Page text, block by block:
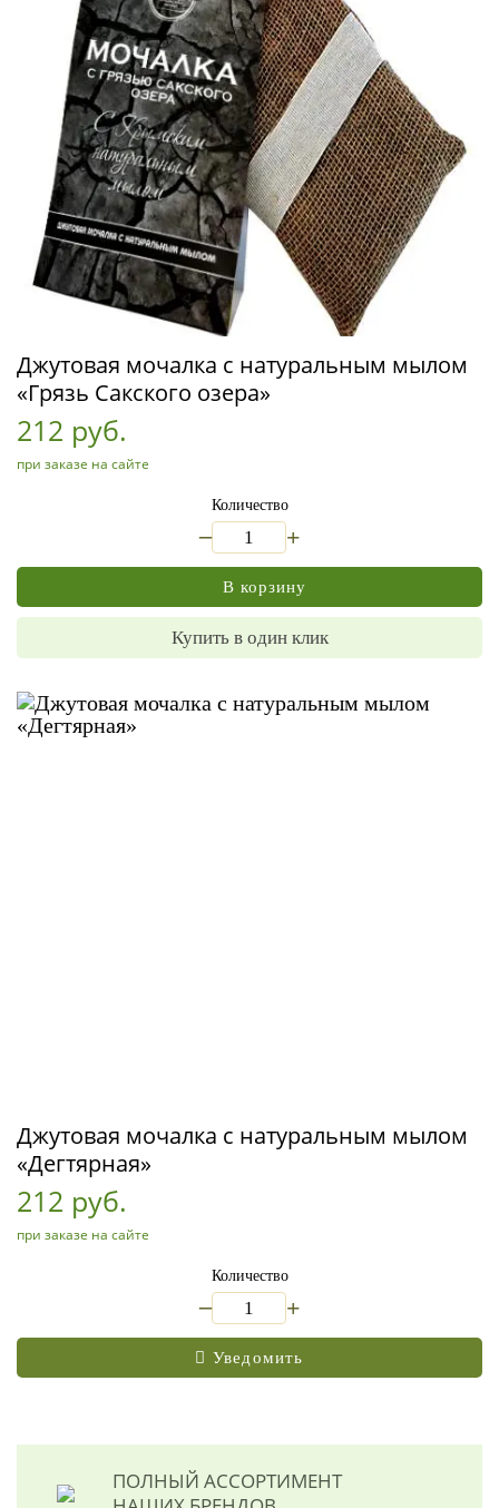
Джутовая мочалка с натуральным мылом
«Грязь Сакского озера»
212 руб.
при заказе на сайте
Количество
+
В корзину
Купить в один клик
Джутовая мочалка с натуральным мылом
«Дегтярная»
212 руб.
при заказе на сайте
Количество
+
Уведомить
ПОЛНЫЙ АССОРТИМЕНТ